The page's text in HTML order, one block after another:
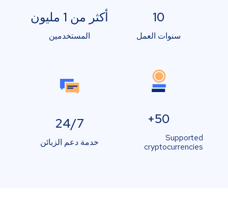
10
سنوات العمل
أكثر من 1 مليون
المستخدمين
50+
Supported
cryptocurrencies
24/7
خدمة دعم الزبائن